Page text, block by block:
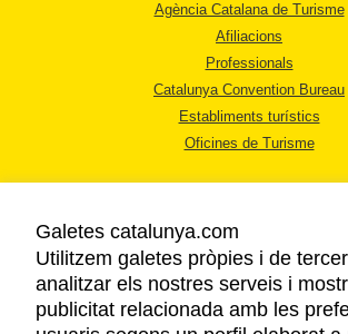
Agència Catalana de Turisme
Afiliacions
Professionals
Catalunya Convention Bureau
Establiments turístics
Oficines de Turisme
AVÍS LEGAL
POLÍTICA DE PRIVACITAT
Galetes catalunya.com
Utilitzem galetes pròpies i de
analitzar els nostres serveis i
publicitat relacionada amb les